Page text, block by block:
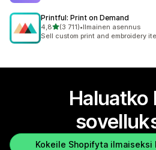
Printful: Print on Demand
4,8/ 5 tähteä
(3 711)
3711 arvostelua yhteensä
•Ilmainen asennus
Sell custom print and embroidery
Haluatko
Kokeile Shopifyta ilmaiseksi